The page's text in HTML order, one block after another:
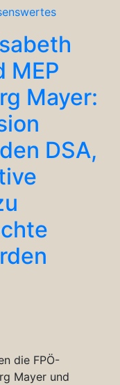
MEP
Mayer:
DSA,
die FPÖ-
Mayer und